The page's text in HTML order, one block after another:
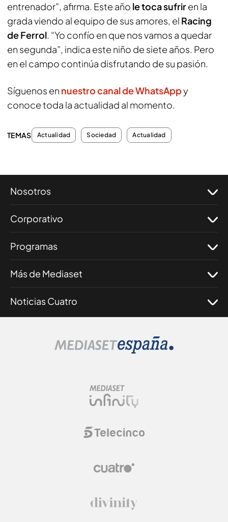
entrenador”, afirma. Este año le toca sufriren la
grada viendo al equipo de sus amores, el Racing
de Ferrol. “Yo confío en que nos vamos a quedar
en segunda”, indica este niño de siete años. Pero
en el campo continúa disfrutando de su pasión.
Síguenos en nuestro canal de WhatsAppy
conoce toda la actualidad al momento.
TEMAS Actualidad Sociedad Actualidad
Nosotros
Corporativo
Programas
Más de Mediaset
Noticias Cuatro